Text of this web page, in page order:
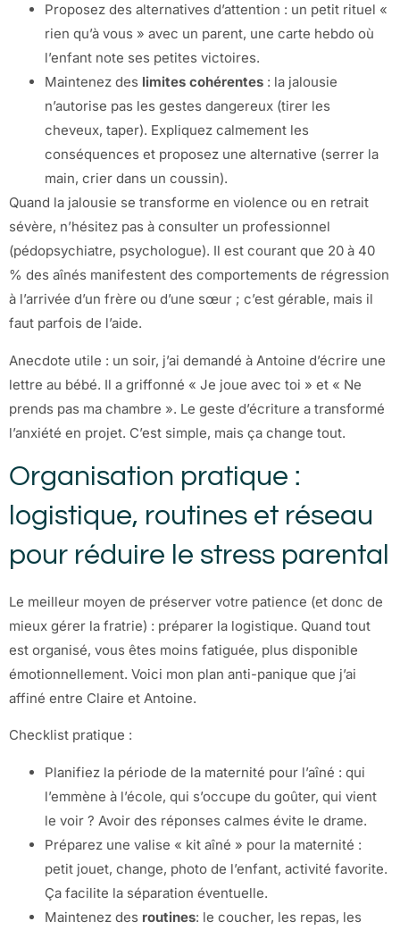
Proposez des alternatives d’attention : un petit rituel «
rien qu’à vous » avec un parent, une carte hebdo où
l’enfant note ses petites victoires.
Maintenez des limites cohérentes : la jalousie
n’autorise pas les gestes dangereux (tirer les
cheveux, taper). Expliquez calmement les
conséquences et proposez une alternative (serrer la
main, crier dans un coussin).
Quand la jalousie se transforme en violence ou en retrait
sévère, n’hésitez pas à consulter un professionnel
(pédopsychiatre, psychologue). Il est courant que 20 à 40
% des aînés manifestent des comportements de régression
à l’arrivée d’un frère ou d’une sœur ; c’est gérable, mais il
faut parfois de l’aide.
Anecdote utile : un soir, j’ai demandé à Antoine d’écrire une
lettre au bébé. Il a griffonné « Je joue avec toi » et « Ne
prends pas ma chambre ». Le geste d’écriture a transformé
l’anxiété en projet. C’est simple, mais ça change tout.
Organisation pratique :
logistique, routines et réseau
pour réduire le stress parental
Le meilleur moyen de préserver votre patience (et donc de
mieux gérer la fratrie) : préparer la logistique. Quand tout
est organisé, vous êtes moins fatiguée, plus disponible
émotionnellement. Voici mon plan anti-panique que j’ai
affiné entre Claire et Antoine.
Checklist pratique :
Planifiez la période de la maternité pour l’aîné : qui
l’emmène à l’école, qui s’occupe du goûter, qui vient
le voir ? Avoir des réponses calmes évite le drame.
Préparez une valise « kit aîné » pour la maternité :
petit jouet, change, photo de l’enfant, activité favorite.
Ça facilite la séparation éventuelle.
Maintenez des routines: le coucher, les repas, les